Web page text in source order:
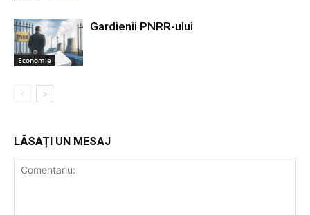
Economie
Gardienii PNRR-ului
LĂSAȚI UN MESAJ